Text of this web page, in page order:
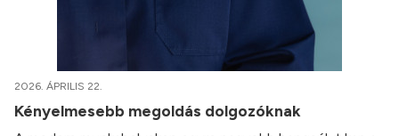
2026. ÁPRILIS 22.
Kényelmesebb megoldás dolgozóknak